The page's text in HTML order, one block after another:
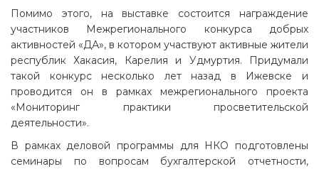
Помимо этого, на выставке состоится награждение
участников Межрегионального конкурса добрых
активностей «ДА», в котором участвуют активные жители
республик Хакасия, Карелия и Удмуртия. Придумали
такой конкурс несколько лет назад в Ижевске и
проводится он в рамках межрегионального проекта
«Мониторинг практики просветительской
деятельности».
В рамках деловой программы для НКО подготовлены
семинары по вопросам бухгалтерской отчетности,